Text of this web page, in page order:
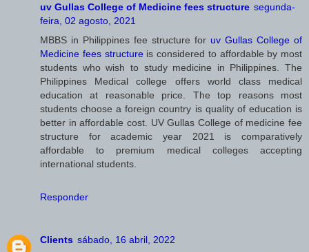
uv Gullas College of Medicine fees structure segunda-
feira, 02 agosto, 2021
MBBS in Philippines fee structure for uv Gullas College of
Medicine fees structureis considered to affordable by most
students who wish to study medicine in Philippines. The
Philippines Medical college offers world class medical
education at reasonable price. The top reasons most
students choose a foreign country is quality of education is
better in affordable cost. UV Gullas College of medicine fee
structure for academic year 2021 is comparatively
affordable to premium medical colleges accepting
international students.
Responder
Clients sábado, 16 abril, 2022